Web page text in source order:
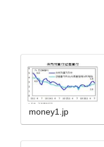
money1.jp